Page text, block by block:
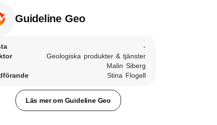
Guideline Geo
-
Geologiska produkter & tjänster
Malin Siberg
Stina Flogell
Läs mer om Guideline Geo